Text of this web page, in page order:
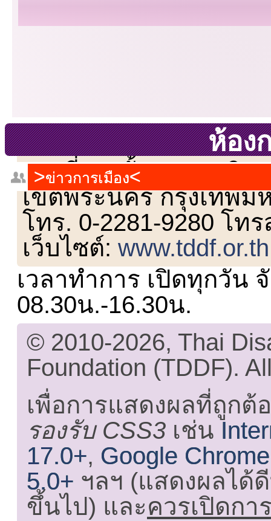
ห้อง
ข่าวการเมือง
เลขที่ 23 ชั้น 2 ถนนวิ
เขตพระนคร กรุงเทพม
โทร. 0-2281-9280 โท
เว็บไซต์:www.tddf.or.th
เวลาทำการ เปิดทุกวัน
08.30น.-16.30น.
© 2010-2026, Thai
Foundation (TDDF).
เพื่อการแสดงผลที่ถูกต้
รองรับ CSS3 เช่น
17.0+, Google
5.0+ ฯลฯ (แสดงผลได้
ขึ้นไป) และควรเปิดกา